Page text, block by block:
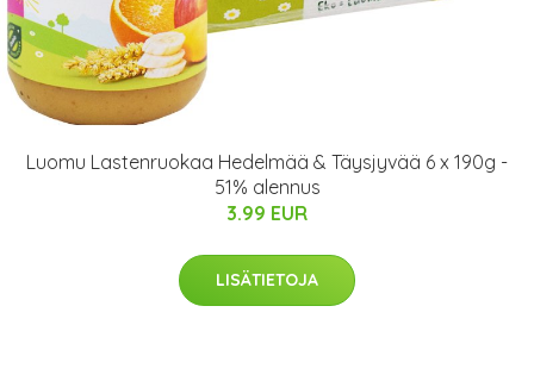
Luomu Lastenruokaa Hedelmää & Täysjyvää 6 x 190g -
51% alennus
3.99 EUR
LISÄTIETOJA